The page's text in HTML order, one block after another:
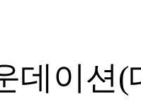
데이션